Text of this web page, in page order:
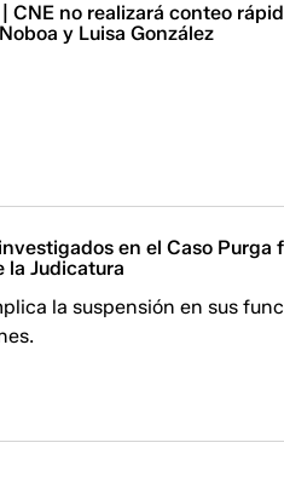
CNE no realizará conteo
y Luisa González
en el Caso Purga
la Judicatura
la suspensión en sus